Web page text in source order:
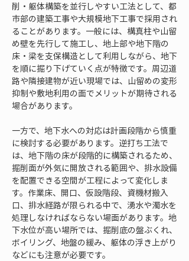
削・躯体構築を並行しやすい工法として、都
市部の建築工事や大規模地下工事で採用され
ることがあります。一般には、構真柱や山留
め壁を先行して施工し、地上部や地下階の
床・梁を支保構造として利用しながら、地下
を順に掘り下げていく点が特徴です。周辺道
路や隣接建物が近い現場では、山留めの変形
抑制や敷地利用の面でメリットが期待される
場合があります。
一方で、地下水への対応は計画段階から慎重
に検討する必要があります。逆打ち工法で
は、地下階の床が段階的に構築されるため、
掘削面が外気に開放される範囲や、排水設備
を配置できる空間が工程によって変化しま
す。作業床、開口、仮設階段、資機材搬入
口、排水経路が限られる中で、湧水や濁水を
処理しなければならない場面があります。地
下水位が高い場所では、掘削底の盤ぶくれ、
ボイリング、地盤の緩み、躯体の浮き上がり
などにも注意が必要です。